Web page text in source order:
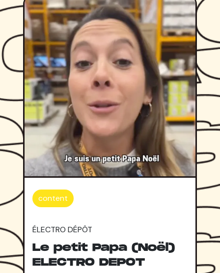
content
ÉLECTRO DÉPÔT
Le petit Papa (Noël)
ELECTRO DEPOT